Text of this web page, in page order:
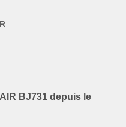
BJ731 depuis le